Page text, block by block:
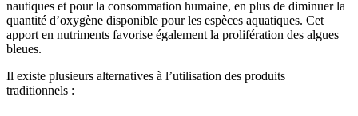
nautiques et pour la consommation humaine, en plus de diminuer la
quantité d’oxygène disponible pour les espèces aquatiques. Cet
apport en nutriments favorise également la prolifération des algues
bleues.
Il existe plusieurs alternatives à l’utilisation des produits
traditionnels :